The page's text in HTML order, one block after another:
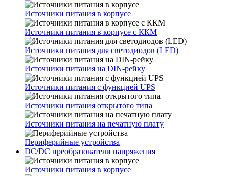
Источники питания в корпусе
Источники питания в корпусе с ККМ
Источники питания для светодиодов (LED)
Источники питания на DIN-рейку
Источники питания с функцией UPS
Источники питания открытого типа
Источники питания на печатную плату
Периферийные устройства
DC/DC преобразователи напряжения
Источники питания в корпусе